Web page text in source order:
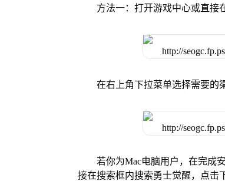
方法一：打开游戏中心或直接
在右上角下拉菜单选择需要的
若你为Mac电脑用户，在完成
接在搜索框内搜索勇士觉醒，点击